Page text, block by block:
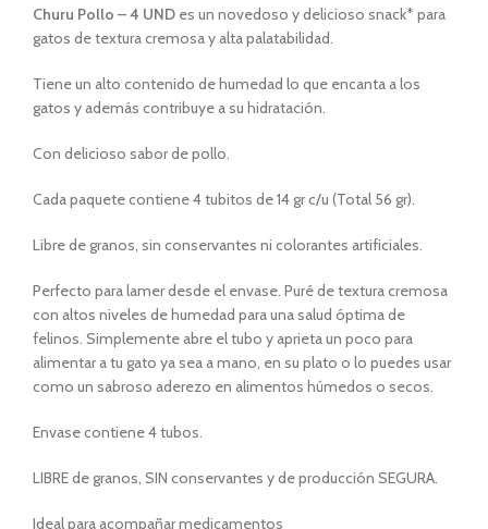
Churu Pollo – 4 UND es un novedoso y delicioso snack* para
gatos de textura cremosa y alta palatabilidad.
Tiene un alto contenido de humedad lo que encanta a los
gatos y además contribuye a su hidratación.
Con delicioso sabor de pollo.
Cada paquete contiene 4 tubitos de 14 gr c/u (Total 56 gr).
Libre de granos, sin conservantes ni colorantes artificiales.
Perfecto para lamer desde el envase. Puré de textura cremosa
con altos niveles de humedad para una salud óptima de
felinos. Simplemente abre el tubo y aprieta un poco para
alimentar a tu gato ya sea a mano, en su plato o lo puedes usar
como un sabroso aderezo en alimentos húmedos o secos.
Envase contiene 4 tubos.
LIBRE de granos, SIN conservantes y de producción SEGURA.
Ideal para acompañar medicamentos